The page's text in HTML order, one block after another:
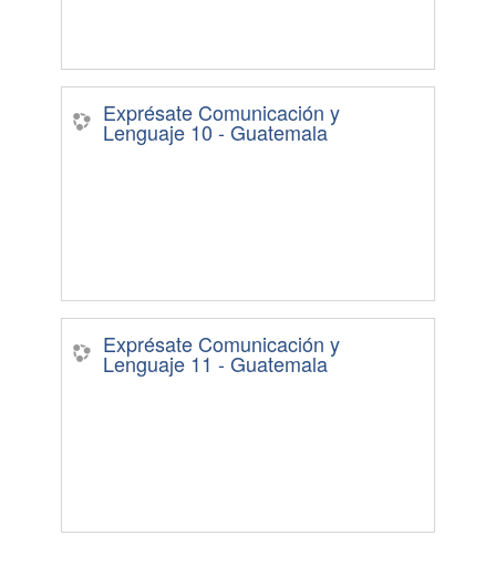
Exprésate Comunicación y
Lenguaje 10 - Guatemala
Exprésate Comunicación y
Lenguaje 11 - Guatemala